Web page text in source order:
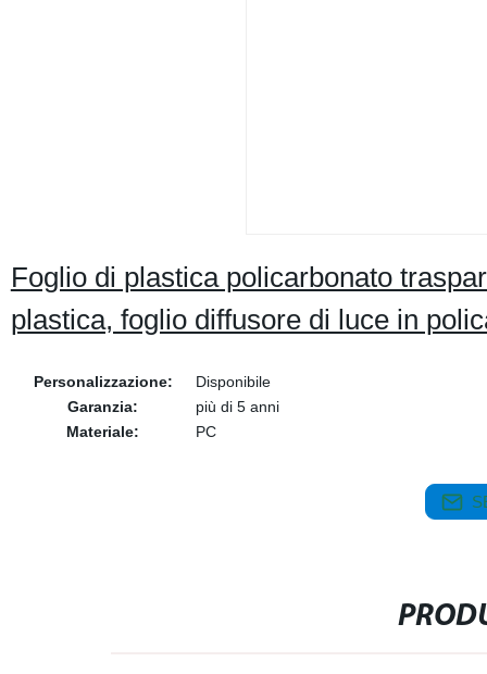
Foglio di plastica policarbonato
plastica, foglio diffusore di luce in
Personalizzazione:
Disponibile
Garanzia:
più di 5 anni
Materiale:
PC